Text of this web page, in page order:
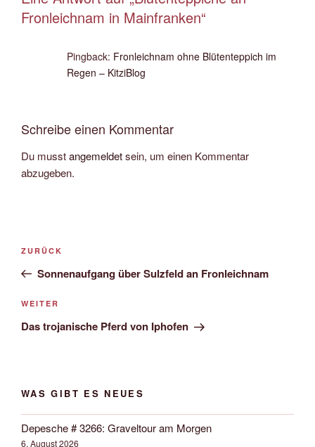
Fronleichnam in Mainfranken“
Pingback: Fronleichnam ohne Blütenteppich im
Regen – KitziBlog
Schreibe einen Kommentar
Du musstangemeldetsein, um einen Kommentar
abzugeben.
Beitrags-
Vorheriger
Beitrag
ZURÜCK
Sonnenaufgang über Sulzfeld an Fronleichnam
Nächster
Beitrag
WEITER
Das trojanische Pferd von Iphofen
WAS GIBT ES NEUES
Depesche # 3266: Graveltour am Morgen
6. August 2026